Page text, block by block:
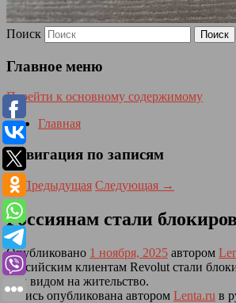
Поиск
Главное меню
Перейти к основному содержимому
Главная
Навигация по записям
←Предыдущая Следующая →
Россиянам стали
Опубликовано 1 ноября, 2025 автором
Российским клиентам Revolut стали
или видом на жительство.
Запись опубликована автором Lenta.ru в